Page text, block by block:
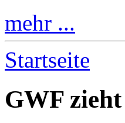
mehr ...
Startseite
GWF